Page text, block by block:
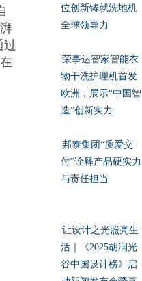
过
位创新铸就洗地机
全球领导力
荣事达智家智能衣
物干洗护理机首发
欧洲，展示“中国智
造”创新实力
邦泰集团“质爱交
付”诠释产品硬实力
与责任担当
让设计之光照亮生
活｜《2025胡润光
谷中国设计榜》启